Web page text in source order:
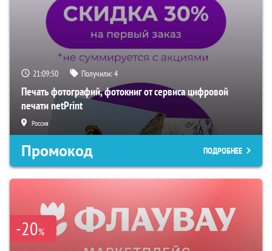
21:09:49 Получили:4
Печать фотографий, фотокниг от сервиса цифровой
печати netPrint
Россия
Промокод ПОДРОБНЕЕ
-20%